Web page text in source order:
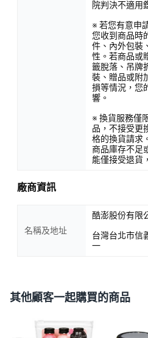
院判決不適用
※ 若您有意申
您收到商品時
件、內外包裝
性。若商品或
籤脫落、吊牌
裝、贈品或附
損等情況，您
響。
※ 換貨服務僅
品，不接受更
格的換貨請求
商品庫存不足
能僅接受退貨
廠商資訊
名稱及地址
酷澎股份有限
台灣台北市信
一
其他顧客一起購買的商品